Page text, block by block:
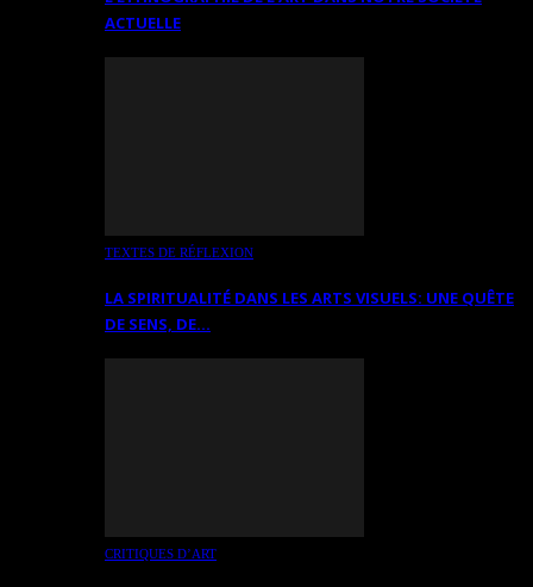
ACTUELLE
TEXTES DE RÉFLEXION
LA SPIRITUALITÉ DANS LES ARTS VISUELS: UNE QUÊTE
DE SENS, DE…
CRITIQUES D’ART